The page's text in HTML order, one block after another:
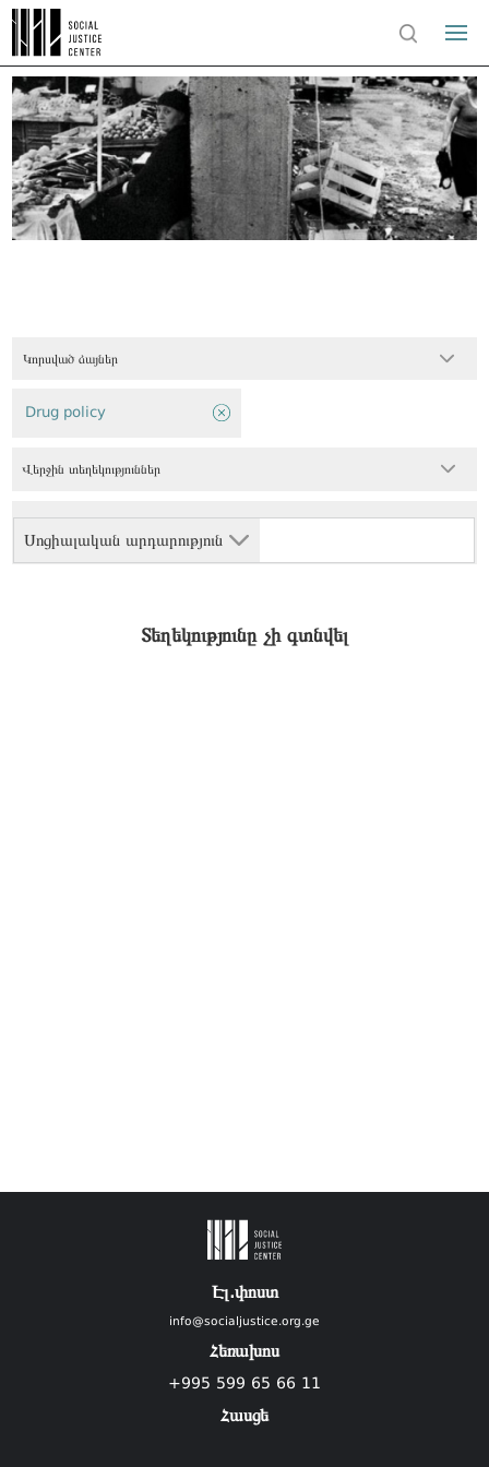
Կորսված ձայներ
Սոցիալական արդարություն
Drug policy
Վերջին տեղեկություններ
Տեղեկությունը չի գտնվել
Էլ.փոստ
info@socialjustice.org.ge
Հեռախոս
+995 599 65 66 11
Հասցե